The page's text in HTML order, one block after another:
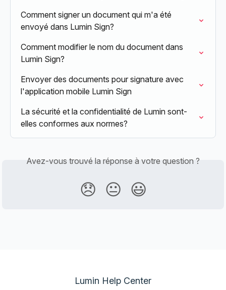
Comment signer un document qui m'a été
envoyé dans Lumin Sign?
Comment modifier le nom du document dans
Lumin Sign?
Envoyer des documents pour signature avec
l'application mobile Lumin Sign
La sécurité et la confidentialité de Lumin sont-
elles conformes aux normes?
Avez-vous trouvé la réponse à votre question ?
😞 😐 😃
Lumin Help Center